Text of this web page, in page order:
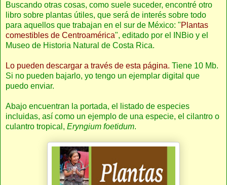
Buscando otras cosas, como suele suceder, encontré otro
libro sobre plantas útiles, que será de interés sobre todo
para aquellos que trabajan en el sur de México: "Plantas
comestibles de Centroamérica", editado por el INBio y el
Museo de Historia Natural de Costa Rica.
Lo pueden descargar a través de esta página. Tiene 10 Mb.
Si no pueden bajarlo, yo tengo un ejemplar digital que
puedo enviar.
Abajo encuentran la portada, el listado de especies
incluidas, así como un ejemplo de una especie, el cilantro o
culantro tropical, Eryngium foetidum.